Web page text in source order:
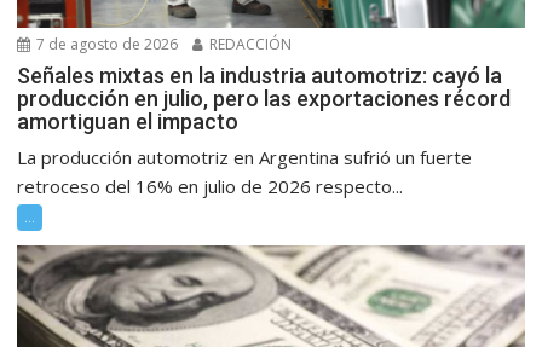
7 de agosto de 2026 REDACCIÓN
Señales mixtas en la industria automotriz: cayó la
producción en julio, pero las exportaciones récord
amortiguan el impacto
La producción automotriz en Argentina sufrió un fuerte
retroceso del 16% en julio de 2026 respecto...